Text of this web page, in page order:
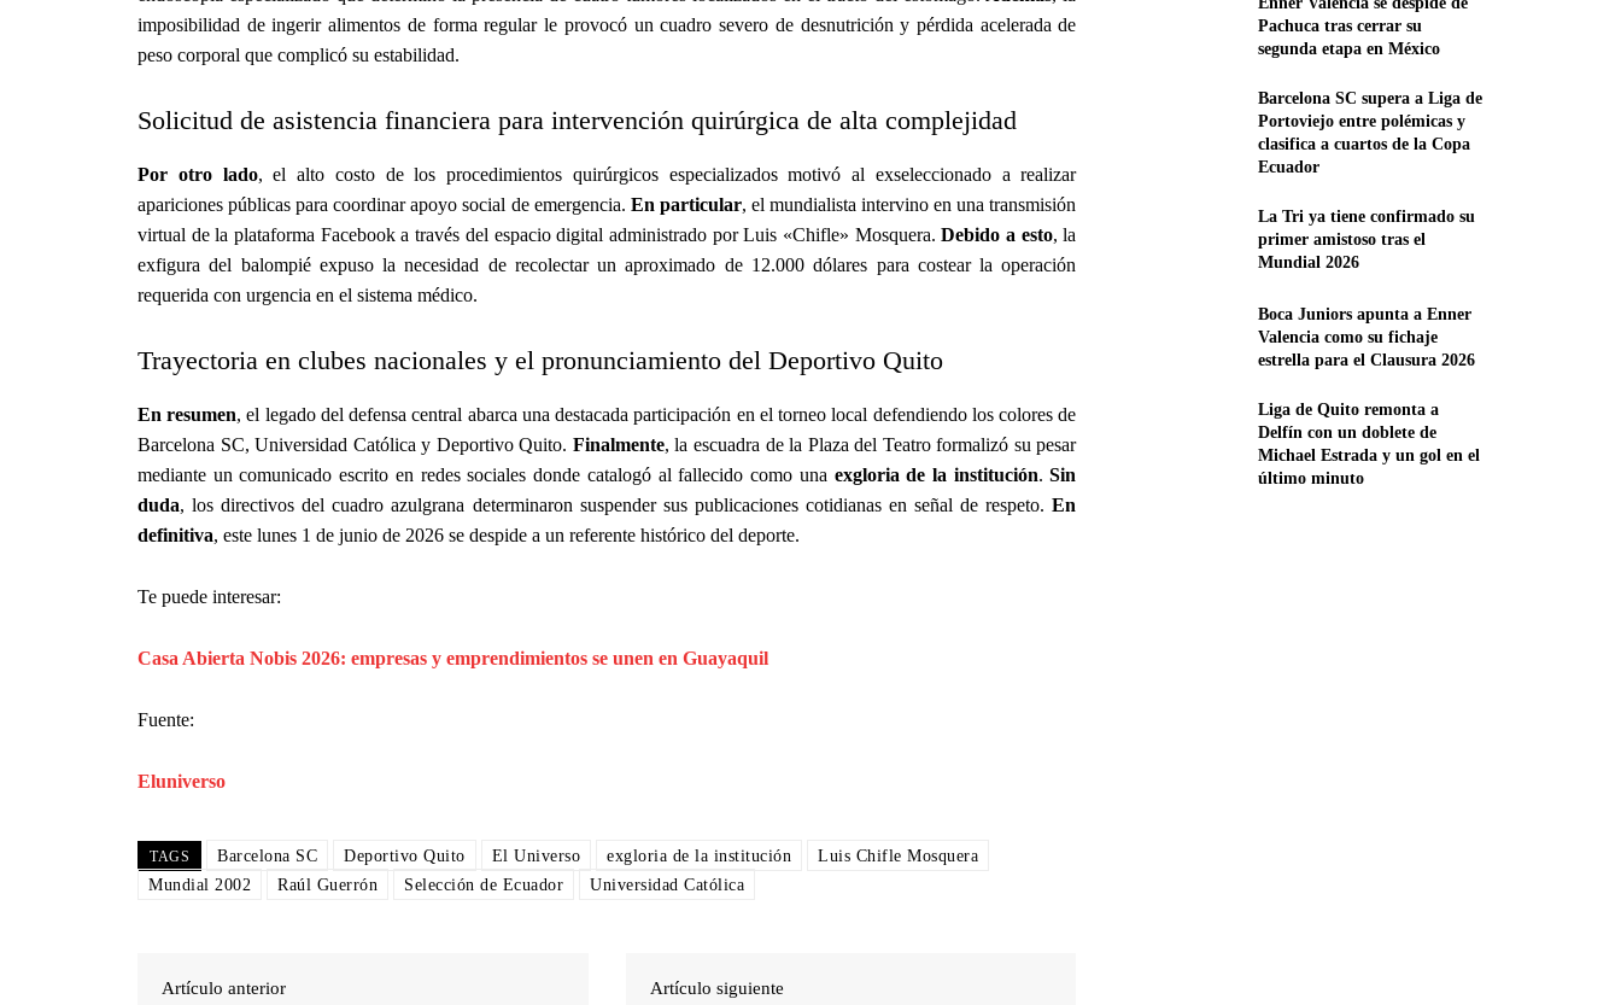
imposibilidad de ingerir alimentos de forma regular le provocó un cuadro severo de desnutrición y pérdida acelerada de
peso corporal que complicó su estabilidad.
Solicitud de asistencia financiera para intervención quirúrgica de alta complejidad
Por otro lado, el alto costo de los procedimientos quirúrgicos especializados motivó al exseleccionado a realizar
apariciones públicas para coordinar apoyo social de emergencia. En particular, el mundialista intervino en una transmisión
virtual de la plataforma Facebook a través del espacio digital administrado por Luis «Chifle» Mosquera.Debido a esto, la
exfigura del balompié expuso la necesidad de recolectar un aproximado de 12.000 dólares para costear la operación
requerida con urgencia en el sistema médico.
Trayectoria en clubes nacionales y el pronunciamiento del Deportivo Quito
En resumen, el legado del defensa central abarca una destacada participación en el torneo local defendiendo los colores de
Barcelona SC, Universidad Católica y Deportivo Quito. Finalmente, la escuadra de la Plaza del Teatro formalizó su pesar
mediante un comunicado escrito en redes sociales donde catalogó al fallecido como una exgloria de la institución.Sin
duda, los directivos del cuadro azulgrana determinaron suspender sus publicaciones cotidianas en señal de respeto.En
definitiva, este lunes 1 de junio de 2026 se despide a un referente histórico del deporte.
Te puede interesar:
Casa Abierta Nobis 2026: empresas y emprendimientos se unen en Guayaquil
Fuente:
Eluniverso
TAGS Barcelona SC Deportivo Quito El Universo exgloria de la institución
Luis Chifle Mosquera
Mundial 2002
Raúl Guerrón Selección de Ecuador Universidad Católica
Artículo anterior Artículo siguiente
Pachuca tras cerrar su
segunda etapa en México
Barcelona SC supera a Liga de
Portoviejo entre polémicas y
clasifica a cuartos de la Copa
Ecuador
La Tri ya tiene confirmado su
primer amistoso tras el
Mundial 2026
Boca Juniors apunta a Enner
Valencia como su fichaje
estrella para el Clausura 2026
Liga de Quito remonta a
Delfín con un doblete de
Michael Estrada y un gol en el
último minuto